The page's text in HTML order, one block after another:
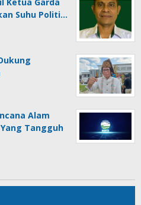
Suhu Politi…
Alam
Tangguh